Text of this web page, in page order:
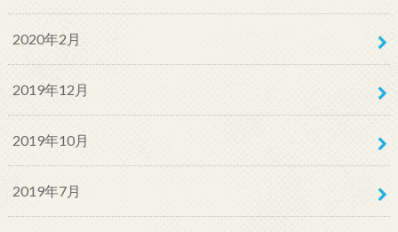
2020年2月
2019年12月
2019年10月
2019年7月